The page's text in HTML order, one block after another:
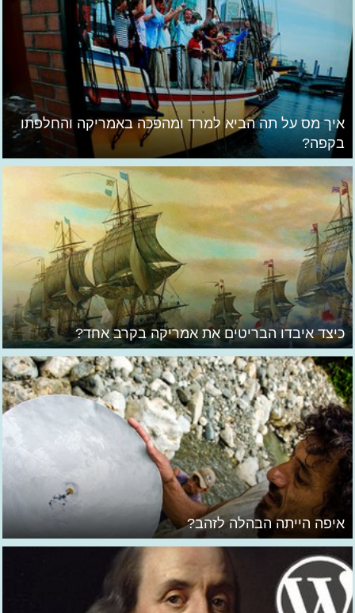
איך מס על תה הביא למרד ומהפכה באמריקה והחלפתו
בקפה?
כיצד איבדו הבריטים את אמריקה בקרב אחד?
איפה הייתה הבהלה לזהב?